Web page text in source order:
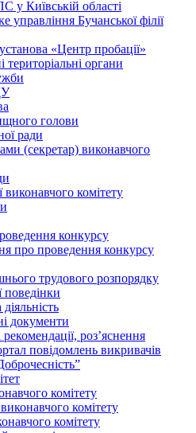
у Київській області
управління Бучанської філії
«Центр пробації»
територіальні органи
голови
ради
(секретар) виконавчого
виконавчого комітету
конкурсу
про проведення конкурсу
трудового розпорядку
поведінки
документи
роз’яснення
повідомлень викривачів
комітету
комітету
комітету